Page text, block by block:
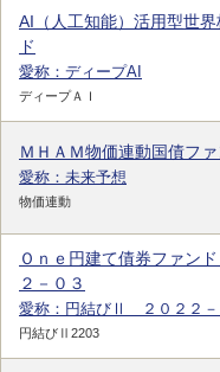
AI（人工知能）活用型世界
ド
愛称：ディープAI
ディープＡＩ
ＭＨＡＭ物価連動国債ファ
愛称：未来予想
物価連動
Ｏｎｅ円建て債券ファン
２－０３
愛称：円結びⅡ ２０２２－
円結びⅡ2203